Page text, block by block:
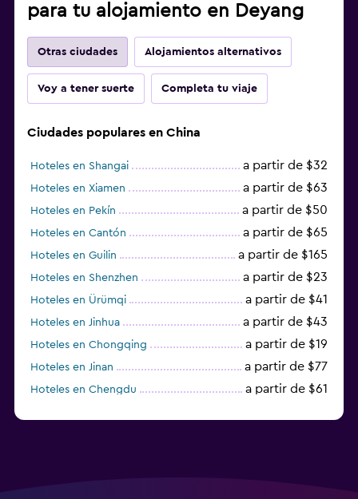
para tu alojamiento en Deyang
Otras ciudades Alojamientos alternativos
Voy a tener suerte Completa tu viaje
Ciudades populares en China
Hoteles en Shangai a partir de $32
Hoteles en Xiamen a partir de $63
Hoteles en Pekín a partir de $50
Hoteles en Cantón a partir de $65
Hoteles en Guilin a partir de $165
Hoteles en Shenzhen a partir de $23
Hoteles en Ürümqi a partir de $41
Hoteles en Jinhua a partir de $43
Hoteles en Chongqing a partir de $19
Hoteles en Jinan a partir de $77
Hoteles en Chengdu a partir de $61